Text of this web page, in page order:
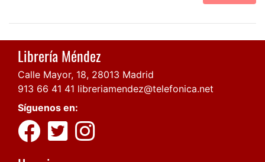
Librería Méndez
Calle Mayor, 18, 28013 Madrid
913 66 41 41 libreriamendez@telefonica.net
Síguenos en: